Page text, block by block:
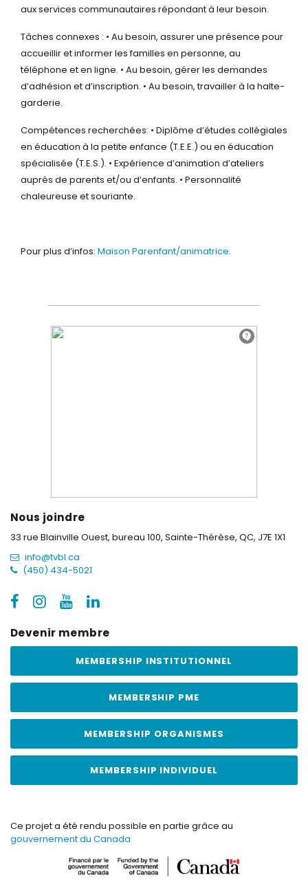
aux services communautaires répondant à leur besoin.
Tâches connexes : • Au besoin, assurer une présence pour
accueillir et informer les familles en personne, au
téléphone et en ligne. • Au besoin, gérer les demandes
d’adhésion et d’inscription. • Au besoin, travailler à la halte-
garderie.
Compétences recherchées: • Diplôme d’études collégiales
en éducation à la petite enfance (T.E.E.) ou en éducation
spécialisée (T.E.S.). • Expérience d’animation d’ateliers
auprès de parents et/ou d’enfants. • Personnalité
chaleureuse et souriante.
Pour plus d’infos: Maison Parenfant/animatrice.
Nous joindre
33 rue Blainville Ouest, bureau 100, Sainte-Thérèse, QC, J7E 1X1
info@tvbl.ca
(450) 434-5021
Devenir membre
MEMBERSHIP INSTITUTIONNEL
MEMBERSHIP PME
MEMBERSHIP ORGANISMES
MEMBERSHIP INDIVIDUEL
Ce projet a été rendu possible en partie grâce au
gouvernement du Canada